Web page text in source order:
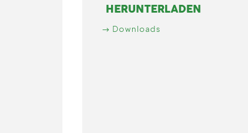
HERUNTERLADEN
Downloads